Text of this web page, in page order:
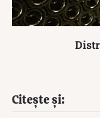
Citește și: